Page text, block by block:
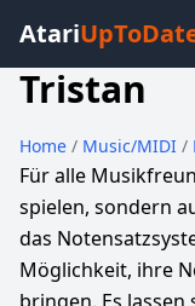
Atari
Tristan
Home / Music/MIDI /
Für alle
spielen, sondern
das
Möglichkeit, ihre